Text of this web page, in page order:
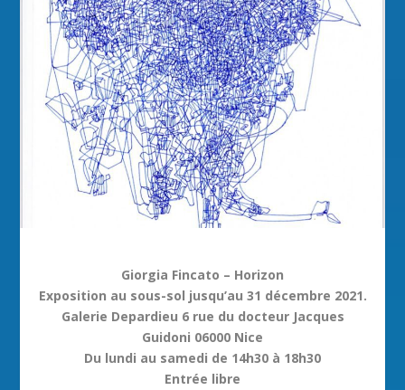
Giorgia Fincato – Horizon
Exposition au sous-sol jusqu’au 31 décembre 2021.
Galerie Depardieu 6 rue du docteur Jacques
Guidoni 06000 Nice
Du lundi au samedi de 14h30 à 18h30
Entrée libre